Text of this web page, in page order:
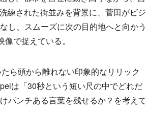
練された街並みを背景に、菅田がビジ
し、スムーズに次の目的地へと向かう
で捉えている。
ら頭から離れない印象的なリリック
は「30秒という短い尺の中でどれだ
パンチある言葉を残せるか？を考えて